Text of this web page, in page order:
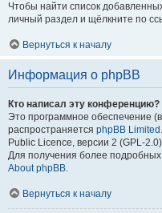
Чтобы найти список
личный раздел и щёлкните по
Вернуться к началу
Информация о phpBB
Кто написал эту конференцию?
Это программное обеспечение
распространяется phpBB Limited
Public Licence, версии 2 (GPL-
Для получения более
About phpBB.
Вернуться к началу